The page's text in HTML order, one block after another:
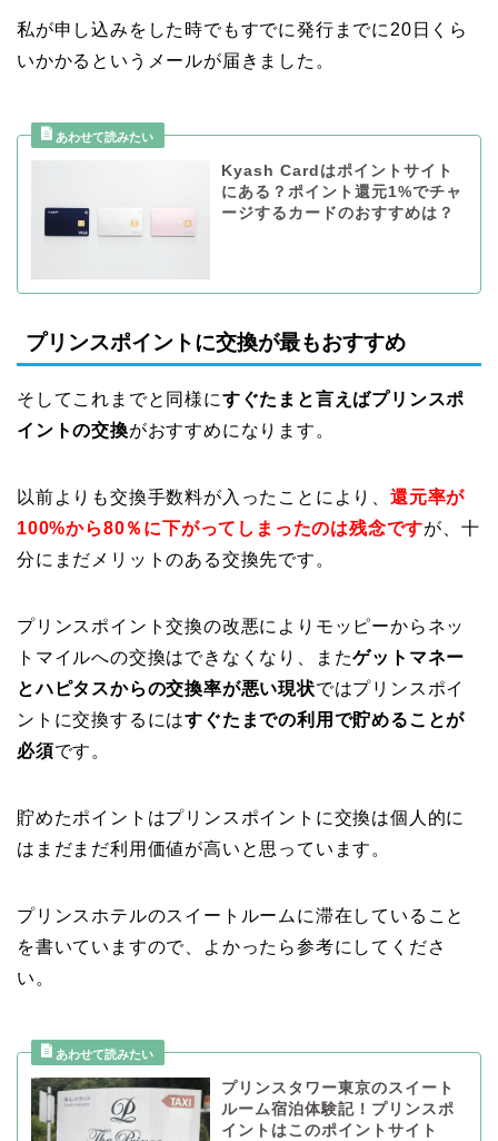
私が申し込みをした時でもすでに発行までに20日くら
いかかるというメールが届きました。
Kyash Cardはポイントサイト
にある？ポイント還元1%でチャ
ージするカードのおすすめは？
プリンスポイントに交換が最もおすすめ
そしてこれまでと同様にすぐたまと言えばプリンスポ
イントの交換がおすすめになります。
以前よりも交換手数料が入ったことにより、 還元率が
100%から80％に下がってしまったのは残念ですが、十
分にまだメリットのある交換先です。
プリンスポイント交換の改悪によりモッピーからネッ
トマイルへの交換はできなくなり、またゲットマネー
とハピタスからの交換率が悪い現状ではプリンスポイ
ントに交換するにはすぐたまでの利用で貯めることが
必須です。
貯めたポイントはプリンスポイントに交換は個人的に
はまだまだ利用価値が高いと思っています。
プリンスホテルのスイートルームに滞在していること
を書いていますので、よかったら参考にしてくださ
い。
プリンスタワー東京のスイート
ルーム宿泊体験記！プリンスポ
イントはこのポイントサイト